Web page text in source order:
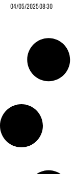
04/05/202508:30